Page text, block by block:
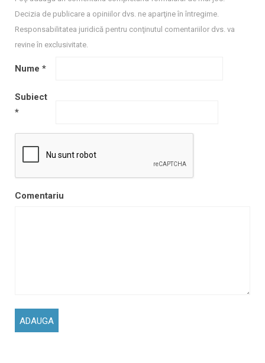
Decizia de publicare a opiniilor dvs. ne aparţine în întregime.
Responsabilitatea juridică pentru conţinutul comentariilor dvs. va
revine în exclusivitate.
Nume *
Subiect
*
Comentariu